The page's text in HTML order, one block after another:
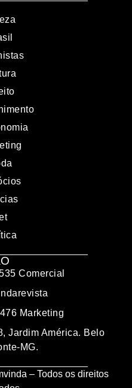
Comercial
Marketing
Jardim América. Belo
MG.
– Todos os direitos